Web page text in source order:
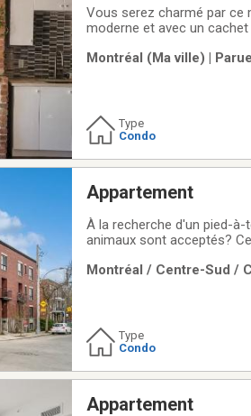
Vous serez charmé par ce magnifique condo clé en main, rare opportunité sur le marché dans un immeuble
moderne et avec un cachet unique fait de boiseries et avec un mur de brique intérieur. Grande chambre,
salon aire ouverte avec mur
Montréal (Ma ville) |
Type
Condo
Appartement
À la recherche d'un pied-
animaux sont acceptés?
aire de vie ouverte, une
Montréal / Centre-Sud /
Type
Condo
Appartement